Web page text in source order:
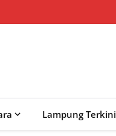
Lampung Terkini